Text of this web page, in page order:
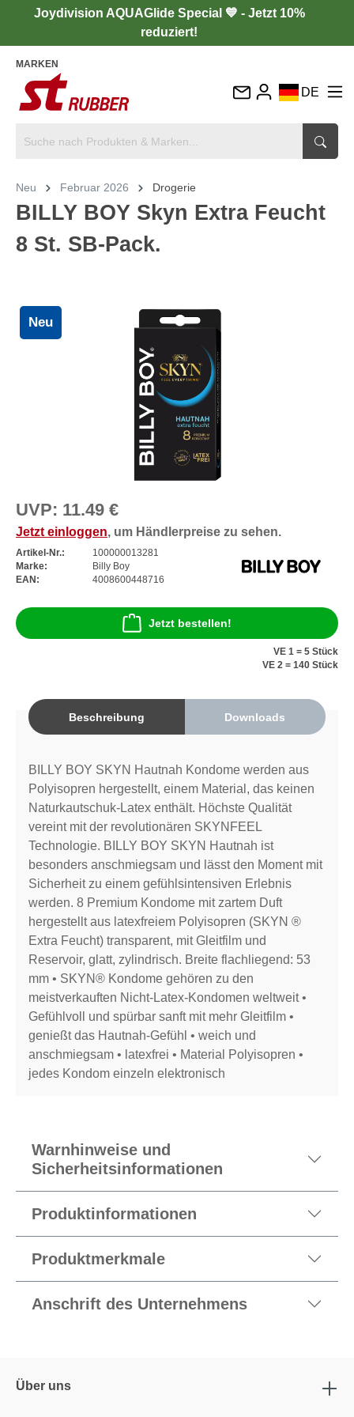
Joydivision AQUAGlide Special 💙 - Jetzt 10%
reduziert!
MARKEN
DE
IT
Neu Februar 2026 Drogerie
BILLY BOY Skyn Extra Feucht
8 St. SB-Pack.
Neu
UVP: 11.49 €
Jetzt einloggen, um Händlerpreise zu sehen.
Artikel-Nr.:
100000013281
Marke:
Billy Boy
EAN:
4008600448716
Jetzt bestellen!
VE 1 = 5 Stück
VE 2 = 140 Stück
Beschreibung Downloads
BILLY BOY SKYN Hautnah Kondome werden aus
Polyisopren hergestellt, einem Material, das keinen
Naturkautschuk-Latex enthält. Höchste Qualität
vereint mit der revolutionären SKYNFEEL
Technologie. BILLY BOY SKYN Hautnah ist
besonders anschmiegsam und lässt den Moment mit
Sicherheit zu einem gefühlsintensiven Erlebnis
werden. 8 Premium Kondome mit zartem Duft
hergestellt aus latexfreiem Polyisopren (SKYN ®
Extra Feucht) transparent, mit Gleitfilm und
Reservoir, glatt, zylindrisch. Breite flachliegend: 53
mm • SKYN® Kondome gehören zu den
meistverkauften Nicht-Latex-Kondomen weltweit •
Gefühlvoll und spürbar sanft mit mehr Gleitfilm •
genießt das Hautnah-Gefühl • weich und
anschmiegsam • latexfrei • Material Polyisopren •
jedes Kondom einzeln elektronisch
Warnhinweise und
Sicherheitsinformationen
Produktinformationen
Produktmerkmale
Anschrift des Unternehmens
Über uns